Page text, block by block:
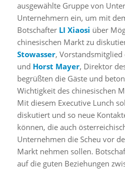
ausgewählte Gruppe von
Unternehmern ein, um mit
Botschafter LI Xiaosi über
chinesischen Markt zu
Stowasser, Vorstandsmitglied
und Horst Mayer, Direktor
begrüßten die Gäste und
Wichtigkeit des chinesischen
Mit diesem Executive Lunch
diskutiert und so neue
können, die auch
Unternehmen die Scheu vor
Markt nehmen sollen.
auf die guten Beziehungen